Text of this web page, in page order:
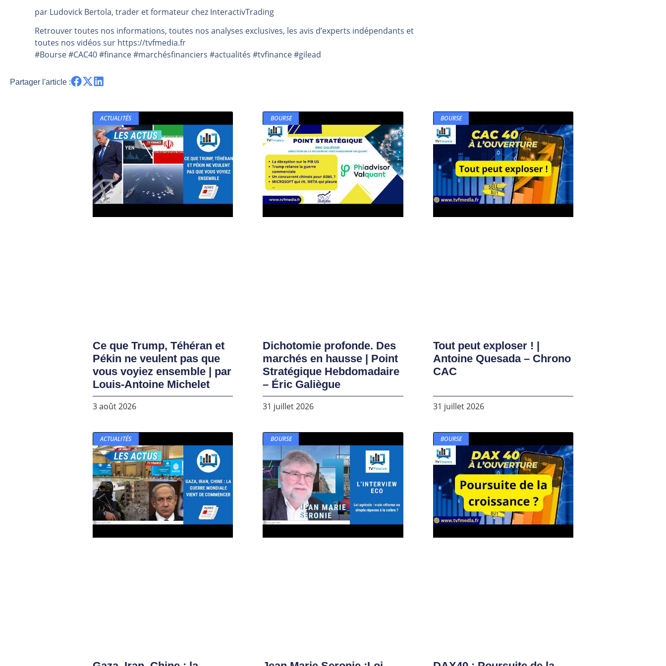
Les investisseurs y croient toujours | Point Stratégique Hebdomadaire – Éric Galiègue
Une inertie haussière qui ralentit | Antoine Quesada – Chrono CAC
Pourquoi le monde entier vacille en même temps cette semaine ? | par Louis-Antoine Michelet
WTI : Explosion mais réserves au plus bas | Denis Desclos – Market Movers
par Ludovick Bertola, trader et formateur chez InteractivTrading
Retrouver toutes nos informations, toutes nos analyses exclusives, les avis d’experts indépendants et
toutes nos vidéos sur https://tvfmedia.fr
#Bourse #CAC40 #finance #marchésfinanciers #actualités #tvfinance #gilead
Partager l'article :
ACTUALITÉS
Ce que Trump, Téhéran et
Pékin ne veulent pas que
vous voyiez ensemble | par
Louis-Antoine Michelet
3 août 2026
BOURSE
Dichotomie profonde. Des
marchés en hausse | Point
Stratégique Hebdomadaire
– Éric Galiègue
31 juillet 2026
BOURSE
Tout peut exploser ! |
Antoine Quesada – Chrono
CAC
31 juillet 2026
ACTUALITÉS BOURSE BOURSE